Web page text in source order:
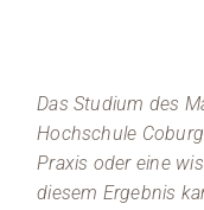
Das Studium des
Hochschule
Praxis oder eine
diesem Ergebnis